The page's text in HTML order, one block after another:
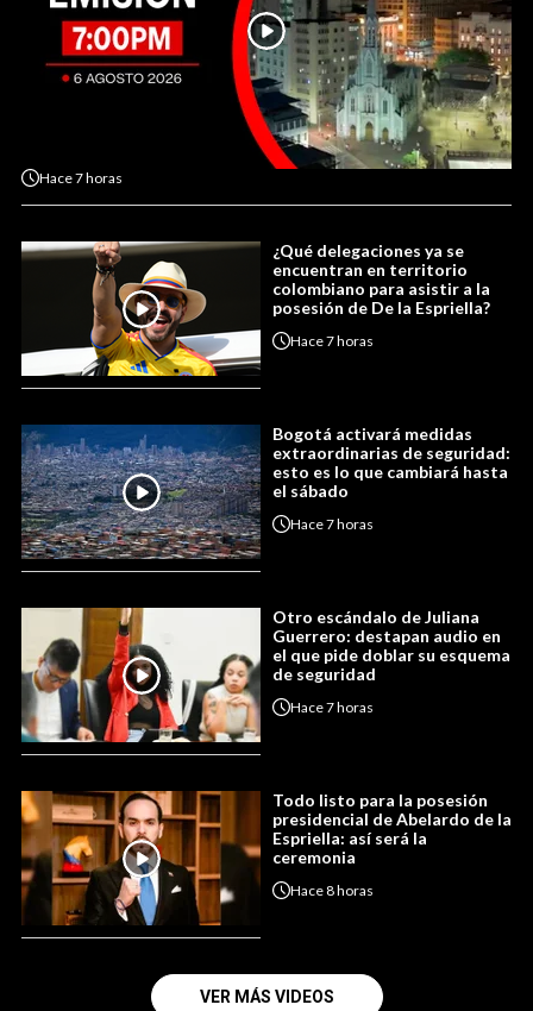
Hace7 horas
¿Qué delegaciones ya se
encuentran en territorio
colombiano para asistir a la
posesión de De la Espriella?
Hace7 horas
Bogotá activará medidas
extraordinarias de seguridad:
esto es lo que cambiará hasta
el sábado
Hace7 horas
Otro escándalo de Juliana
Guerrero: destapan audio en
el que pide doblar su esquema
de seguridad
Hace7 horas
Todo listo para la posesión
presidencial de Abelardo de la
Espriella: así será la
ceremonia
Hace8 horas
VER MÁS VIDEOS